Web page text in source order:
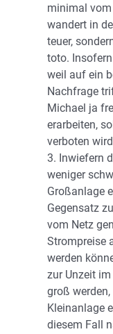
minimal
wandert in
teuer,
toto.
weil auf ein
Nachfrage
Michael ja
erarbeiten,
verboten
3. Inwiefern
weniger
Großanlage
Gegensatz
vom Netz
Strompreise
werden
zur Unzeit
groß
Kleinanlage
diesem Fall